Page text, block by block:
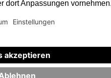
Allgemein